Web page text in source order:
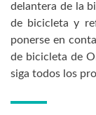
delantera de la
de bicicleta y
ponerse en
de bicicleta de
siga todos los